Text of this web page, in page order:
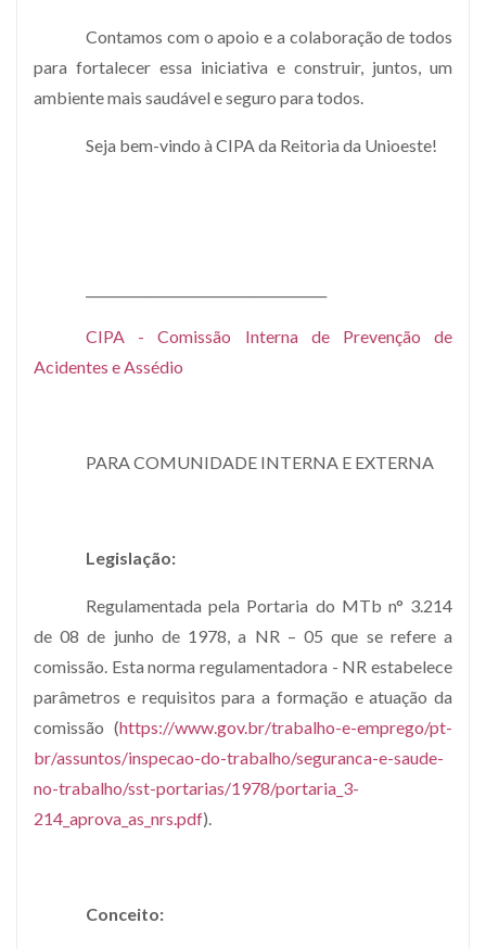
Contamos com o apoio e a colaboração de todos
para fortalecer essa iniciativa e construir, juntos, um
ambiente mais saudável e seguro para todos.
Seja bem-vindo à CIPA da Reitoria da Unioeste!
CIPA - Comissão Interna de Prevenção de
Acidentes e Assédio
PARA COMUNIDADE INTERNA E EXTERNA
Legislação:
Regulamentada pela Portaria do MTb n° 3.214
de 08 de junho de 1978, a NR – 05 que se refere a
comissão. Esta norma regulamentadora - NR estabelece
parâmetros e requisitos para a formação e atuação da
comissão (https://www.gov.br/trabalho-e-emprego/pt-
br/assuntos/inspecao-do-trabalho/seguranca-e-saude-
no-trabalho/sst-portarias/1978/portaria_3-
214_aprova_as_nrs.pdf).
Conceito: